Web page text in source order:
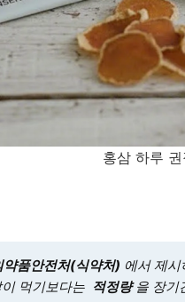
홍삼 하루
약품안전처(식약처) 에서 제
먹기보다는 적정량 을 장기